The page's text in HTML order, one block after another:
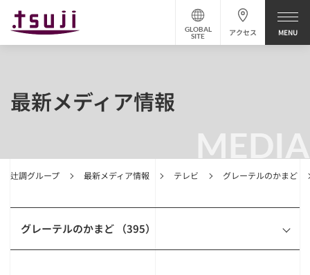
アクセス
GLOBAL
SITE
MEDIA
辻調グループ 最新メディア情報 テレビ グレーテルのかまど
最新メディア情報
グレーテルのかまど （395）